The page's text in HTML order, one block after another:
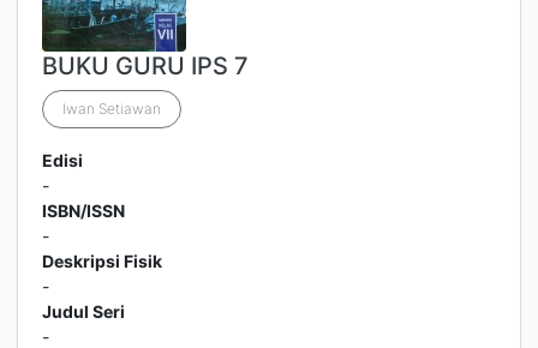
BUKU GURU IPS 7
Iwan Setiawan
Edisi
-
ISBN/ISSN
-
Deskripsi Fisik
-
Judul Seri
-